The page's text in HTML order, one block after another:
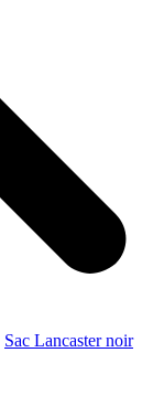
Sac Lancaster noir